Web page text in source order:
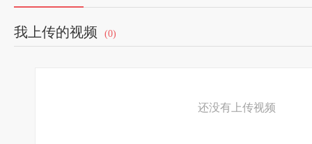
我上传的视频 (0)
还没有上传视频